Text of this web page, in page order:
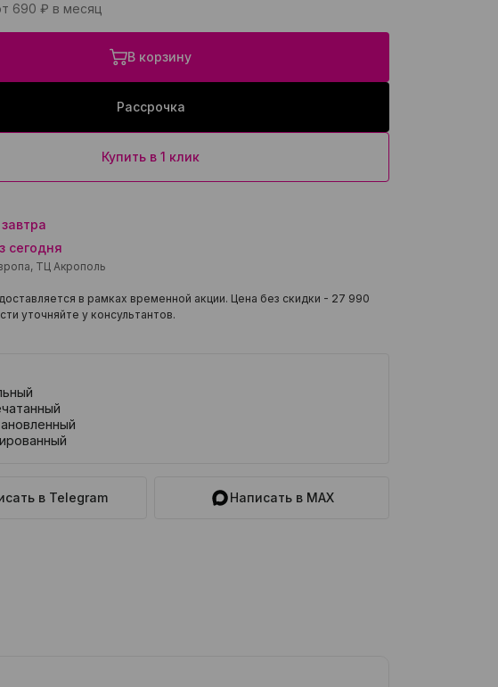
690 ₽ в месяц
В корзину
Рассрочка
Купить в 1 клик
сегодня
ТЦ Акрополь
в рамках временной акции. Цена без скидки - 27 990
уточняйте у консультантов.
в Telegram Написать в MAX